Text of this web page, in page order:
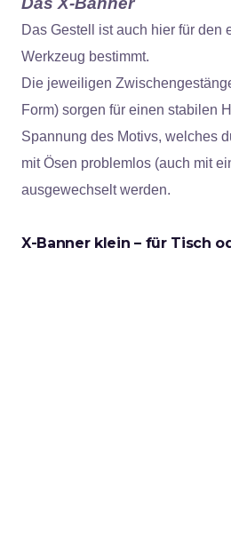
Das Gestell ist auch hier für den
Werkzeug bestimmt.
Die jeweiligen
Form) sorgen für einen stabilen
Spannung des Motivs, welches
mit Ösen problemlos (auch mit
ausgewechselt werden.
X-Banner klein – für Tisch